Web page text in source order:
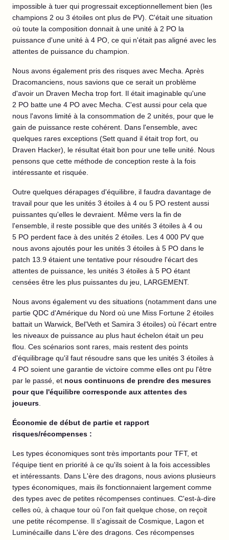
impossible à tuer qui progressait exceptionnellement bien (les
champions 2 ou 3 étoiles ont plus de PV). C'était une situation
où toute la composition donnait à une unité à 2 PO la
puissance d'une unité à 4 PO, ce qui n'était pas aligné avec les
attentes de puissance du champion.
Nous avons également pris des risques avec Mecha. Après
Dracomanciens, nous savions que ce serait un problème
d'avoir un Draven Mecha trop fort. Il était imaginable qu'une
2 PO batte une 4 PO avec Mecha. C'est aussi pour cela que
nous l'avons limité à la consommation de 2 unités, pour que le
gain de puissance reste cohérent. Dans l'ensemble, avec
quelques rares exceptions (Sett quand il était trop fort, ou
Draven Hacker), le résultat était bon pour une telle unité. Nous
pensons que cette méthode de conception reste à la fois
intéressante et risquée.
Outre quelques dérapages d'équilibre, il faudra davantage de
travail pour que les unités 3 étoiles à 4 ou 5 PO restent aussi
puissantes qu'elles le devraient. Même vers la fin de
l'ensemble, il reste possible que des unités 3 étoiles à 4 ou
5 PO perdent face à des unités 2 étoiles. Les 4 000 PV que
nous avons ajoutés pour les unités 3 étoiles à 5 PO dans le
patch 13.9 étaient une tentative pour résoudre l'écart des
attentes de puissance, les unités 3 étoiles à 5 PO étant
censées être les plus puissantes du jeu, LARGEMENT.
Nous avons également vu des situations (notamment dans une
partie QDC d'Amérique du Nord où une Miss Fortune 2 étoiles
battait un Warwick, Bel'Veth et Samira 3 étoiles) où l'écart entre
les niveaux de puissance au plus haut échelon était un peu
flou. Ces scénarios sont rares, mais restent des points
d'équilibrage qu'il faut résoudre sans que les unités 3 étoiles à
4 PO soient une garantie de victoire comme elles ont pu l'être
par le passé, et nous continuons de prendre des mesures
pour que l'équilibre corresponde aux attentes des
joueurs.
Économie de début de partie et rapport
risques/récompenses :
Les types économiques sont très importants pour TFT, et
l'équipe tient en priorité à ce qu'ils soient à la fois accessibles
et intéressants. Dans L'ère des dragons, nous avions plusieurs
types économiques, mais ils fonctionnaient largement comme
des types avec de petites récompenses continues. C'est-à-dire
celles où, à chaque tour où l'on fait quelque chose, on reçoit
une petite récompense. Il s'agissait de Cosmique, Lagon et
Luminécaille dans L'ère des dragons. Ces récompenses